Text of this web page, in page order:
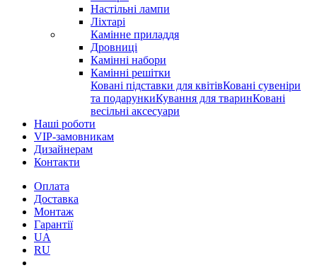
Настільні лампи
Ліхтарі
Камінне приладдя
Дровниці
Камінні набори
Камінні решітки
Ковані підставки для квітівКовані сувеніри
та подарункиКування для тваринКовані
весільні аксесуари
Наші роботи
VIP-замовникам
Дизайнерам
Контакти
Оплата
Доставка
Монтаж
Гарантії
UA
RU